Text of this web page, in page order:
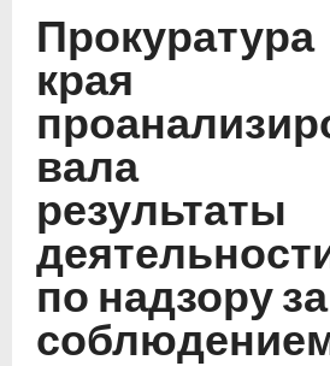
Прокуратура
края
вала
результаты
по надзору за